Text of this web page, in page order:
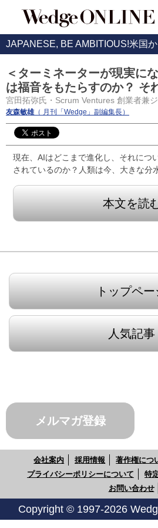
JAPANESE, BE AMBITIOUS!米国
＜ターミネーターが現実に
は福音をもたらすのか？ そ
宮田拓弥氏・Scrum Ventures 創業者兼
友森敏雄（ 月刊「Wedge」副編集長）
現在、AIはどこまで進化し、それにつ
されているのか？人類は今、大きな分
本文を読
トップペー
人気記事
メルマガ登録
会社案内 採用情報 著作権につ
プライバシーポリシーについて
特
お問い合わせ
Copyright © 1997-2026